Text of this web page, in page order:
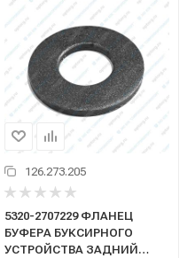
126.273.205
5320-2707229 ФЛАНЕЦ
БУФЕРА БУКСИРНОГО
УСТРОЙСТВА ЗАДНИЙ